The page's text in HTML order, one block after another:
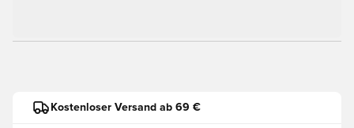
Kostenloser Versand ab 69 €